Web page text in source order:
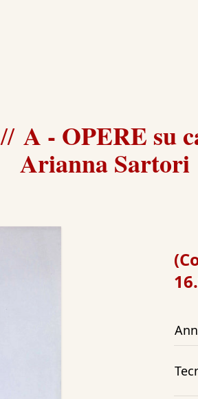
// A - OPERE su
Arianna Sartori